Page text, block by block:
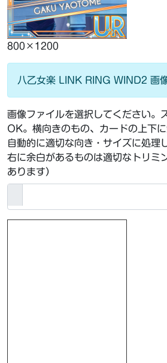
800×1200
八乙女楽 LINK RING WIND2 画
画像ファイルを選択してください。
OK。横向きのもの、カードの上下に
自動的に適切な向き・サイズに処理
右に余白があるものは適切なトリミ
あります）